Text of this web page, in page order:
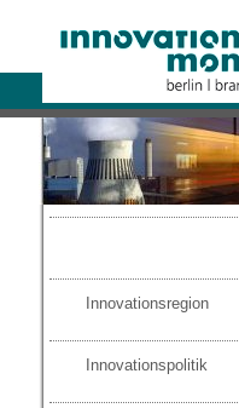
logo
Innovationsregion
Innovationspolitik